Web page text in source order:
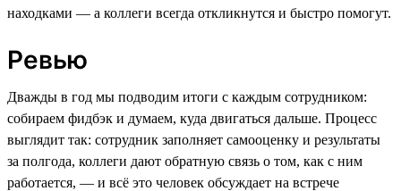
находками — а коллеги всегда откликнутся и быстро помогут.
Ревью
Дважды в год мы подводим итоги с каждым сотрудником:
собираем фидбэк и думаем, куда двигаться дальше. Процесс
выглядит так: сотрудник заполняет самооценку и результаты
за полгода, коллеги дают обратную связь о том, как с ним
работается, — и всё это человек обсуждает на встрече